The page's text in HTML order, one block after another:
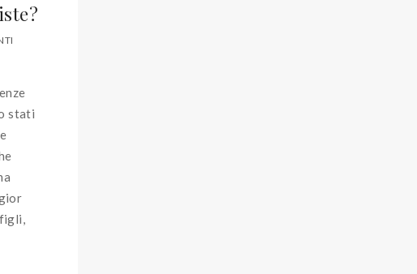
stati